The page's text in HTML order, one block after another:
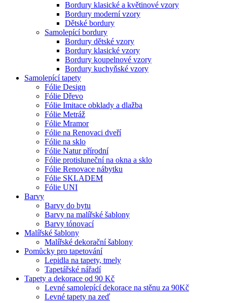
Bordury klasické a květinové vzory
Bordury moderní vzory
Dětské bordury
Samolepící bordury
Bordury dětské vzory
Bordury klasické vzory
Bordury koupelnové vzory
Bordury kuchyňské vzory
Samolepící tapety
Fólie Design
Fólie Dřevo
Fólie Imitace obklady a dlažba
Fólie Metráž
Fólie Mramor
Fólie na Renovaci dveří
Fólie na sklo
Fólie Natur přírodní
Fólie protisluneční na okna a sklo
Fólie Renovace nábytku
Fólie SKLADEM
Fólie UNI
Barvy
Barvy do bytu
Barvy na malířské šablony
Barvy tónovací
Malířské šablony
Malířské dekorační šablony
Pomůcky pro tapetování
Lepidla na tapety, tmely
Tapetářské nářadí
Tapety a dekorace od 90 Kč
Levné samolepící dekorace na stěnu za 90Kč
Levné tapety na zeď